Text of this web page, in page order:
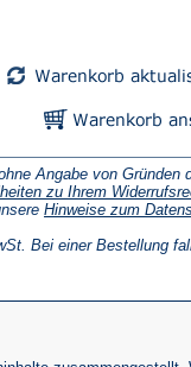
Angabe von Gründen
zu Ihrem
Hinweise zum
Bei einer Bestellung